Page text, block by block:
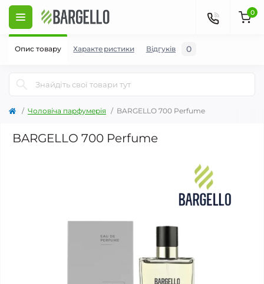
0
Чоловіча парфумерія BARGELLO 700 Perfume
BARGELLO 700 Perfume
Опис товару Характеристики Відгуків 0